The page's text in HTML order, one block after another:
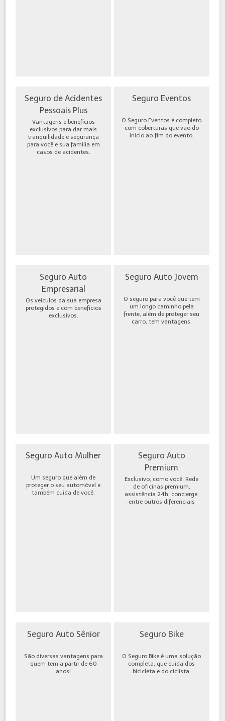
Seguro de Acidentes
Pessoais Plus
Vantagens e benefícios
exclusivos para dar mais
tranquilidade e segurança
para você e sua família em
casos de acidentes.
Seguro Eventos
O Seguro Eventos é completo
com coberturas que vão do
início ao fim do evento.
Seguro Auto
Empresarial
Os veículos da sua empresa
protegidos e com benefícios
exclusivos.
Seguro Auto Jovem
O seguro para você que tem
um longo caminho pela
frente, além de proteger seu
carro, tem vantagens.
Seguro Auto Mulher
Um seguro que além de
proteger o seu automóvel e
também cuida de você.
Seguro Auto
Premium
Exclusivo, como você. Rede
de oficinas premium,
assistência 24h, concierge,
entre outros diferenciais
Seguro Auto Sênior
São diversas vantagens para
quem tem a partir de 60
anos!
Seguro Bike
O Seguro Bike é uma solução
completa, que cuida dos
bicicleta e do ciclista.